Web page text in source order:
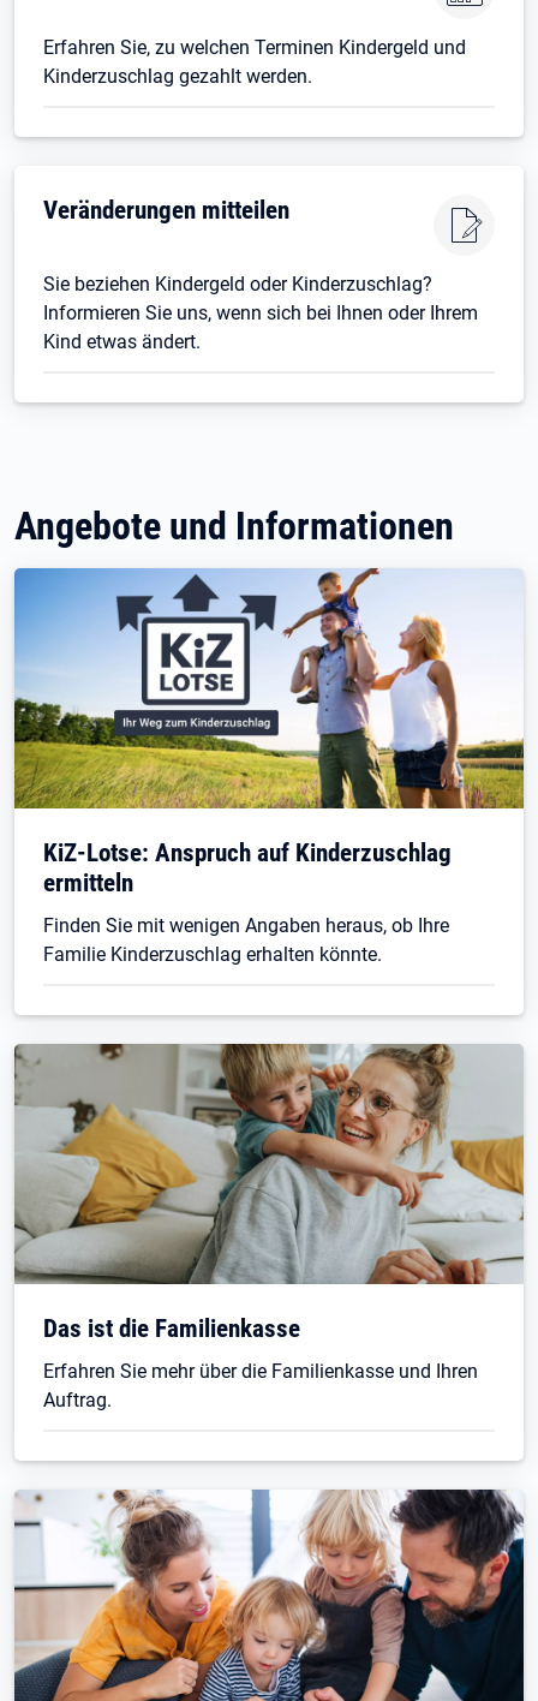
Erfahren Sie, zu welchen Terminen Kindergeld und
Kinderzuschlag gezahlt werden.
Veränderungen mitteilen
Sie beziehen Kindergeld oder Kinderzuschlag?
Informieren Sie uns, wenn sich bei Ihnen oder Ihrem
Kind etwas ändert.
Angebote und Informationen
KiZ-Lotse: Anspruch auf Kinderzuschlag
ermitteln
Finden Sie mit wenigen Angaben heraus, ob Ihre
Familie Kinderzuschlag erhalten könnte.
Das ist die Familienkasse
Erfahren Sie mehr über die Familienkasse und Ihren
Auftrag.